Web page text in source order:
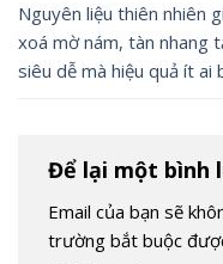
Nguyên liệu thiên nhiên
xoá mờ nám, tàn nhang
siêu dễ mà hiệu quả ít ai
Để lại một bình
Email của bạn sẽ
trường bắt buộc